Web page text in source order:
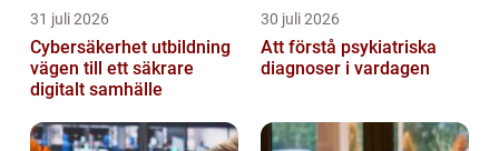
31 juli 2026
Cybersäkerhet utbildning
vägen till ett säkrare
digitalt samhälle
30 juli 2026
Att förstå psykiatriska
diagnoser i vardagen